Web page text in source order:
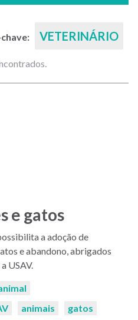
VETERINÁRIO
e gatos
a adoção de
e abandono, abrigados
USAV.
animais
gatos